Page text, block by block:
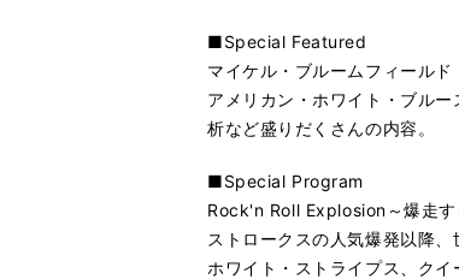
■Special Featured
マイケル・ブルームフィールド
アメリカン・ホワイト・ブル
析など盛りだくさんの内容。
■Special Program
Rock'n Roll Explosion～爆走す
ストロークスの人気爆発以降
ホワイト・ストライプス、ク